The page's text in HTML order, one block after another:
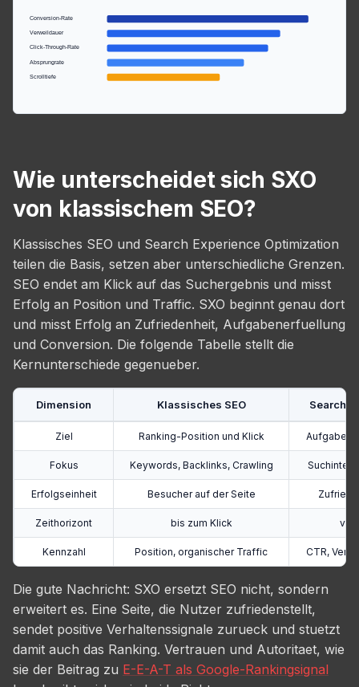
Conversion-Rate
Verweildauer
Click-Through-Rate
Absprungrate
Scrolltiefe
Wie unterscheidet sich SXO
von klassischem SEO?
Klassisches SEO und Search Experience Optimization
teilen die Basis, setzen aber unterschiedliche Grenzen.
SEO endet am Klick auf das Suchergebnis und misst
Erfolg an Position und Traffic. SXO beginnt genau dort
und misst Erfolg an Zufriedenheit, Aufgabenerfuellung
und Conversion. Die folgende Tabelle stellt die
Kernunterschiede gegenueber.
Dimension Klassisches SEO Search
Ziel Ranking-Position und Klick
Fokus Keywords, Backlinks, Crawling
Erfolgseinheit Besucher auf der Seite
Zeithorizont bis zum Klick
Kennzahl Position, organischer Traffic CTR,
Die gute Nachricht: SXO ersetzt SEO nicht, sondern
erweitert es. Eine Seite, die Nutzer zufriedenstellt,
sendet positive Verhaltenssignale zurueck und stuetzt
damit auch das Ranking. Vertrauen und Autoritaet, wie
sie der Beitrag zu E-E-A-T als Google-Rankingsignal